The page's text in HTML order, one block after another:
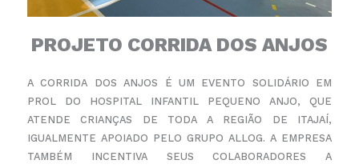
PROJETO CORRIDA DOS ANJOS
A CORRIDA DOS ANJOS É UM EVENTO SOLIDÁRIO EM
PROL DO HOSPITAL INFANTIL PEQUENO ANJO, QUE
ATENDE CRIANÇAS DE TODA A REGIÃO DE ITAJAÍ,
IGUALMENTE APOIADO PELO GRUPO ALLOG. A EMPRESA
TAMBÉM INCENTIVA SEUS COLABORADORES A